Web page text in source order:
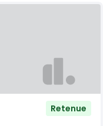
Retenue